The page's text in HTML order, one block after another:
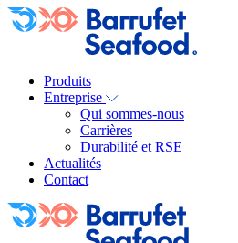
Produits
Entreprise
Qui sommes-nous
Carrières
Durabilité et RSE
Actualités
Contact